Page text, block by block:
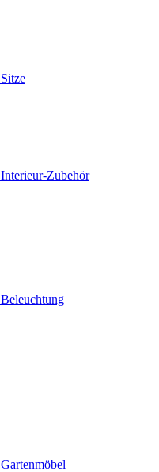
Sitze
Interieur-Zubehör
Beleuchtung
Gartenmöbel